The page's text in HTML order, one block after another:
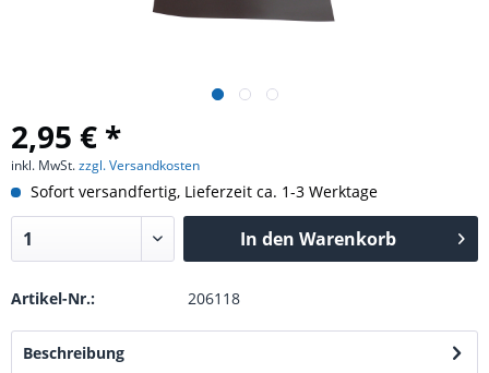
2,95 € *
inkl. MwSt.zzgl. Versandkosten
Sofort versandfertig, Lieferzeit ca. 1-3 Werktage
In den Warenkorb
Artikel-Nr.: 206118
Beschreibung